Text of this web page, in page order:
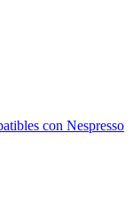
con Nespresso